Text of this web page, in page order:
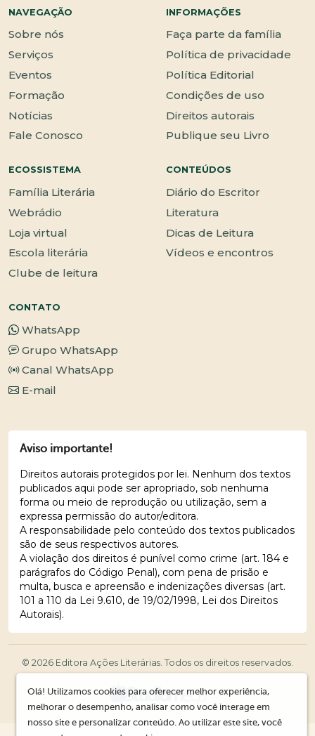
NAVEGAÇÃO
Sobre nós
Serviços
Eventos
Formação
Notícias
Fale Conosco
INFORMAÇÕES
Faça parte da família
Política de privacidade
Política Editorial
Condições de uso
Direitos autorais
Publique seu Livro
ECOSSISTEMA
Família Literária
Webrádio
Loja virtual
Escola literária
Clube de leitura
CONTEÚDOS
Diário do Escritor
Literatura
Dicas de Leitura
Vídeos e encontros
CONTATO
WhatsApp
Grupo WhatsApp
Canal WhatsApp
E-mail
Aviso importante!
Direitos autorais protegidos por lei. Nenhum dos textos
publicados aqui pode ser apropriado, sob nenhuma
forma ou meio de reprodução ou utilização, sem a
expressa permissão do autor/editora.
A responsabilidade pelo conteúdo dos textos publicados
são de seus respectivos autores.
A violação dos direitos é punível como crime (art. 184 e
parágrafos do Código Penal), com pena de prisão e
multa, busca e apreensão e indenizações diversas (art.
101 a 110 da Lei 9.610, de 19/02/1998, Lei dos Direitos
Autorais).
© 2026 Editora Ações Literárias. Todos os direitos reservados.
Olá! Utilizamos cookies para oferecer melhor experiência,
melhorar o desempenho, analisar como você interage em
nosso site e personalizar conteúdo. Ao utilizar este site, você